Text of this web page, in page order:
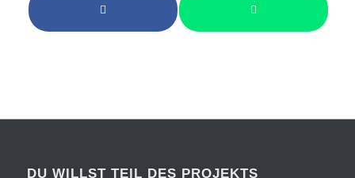
DU WILLST TEIL DES PROJEKTS